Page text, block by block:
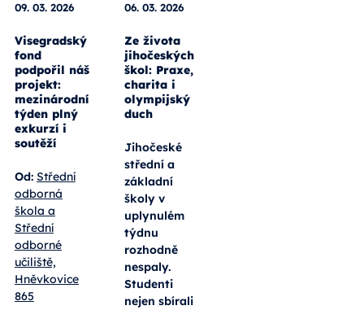
09. 03. 2026
Visegradský
fond
podpořil náš
projekt:
mezinárodní
týden plný
exkurzí i
soutěží
Od: Střední
odborná
škola a
Střední
odborné
učiliště,
Hněvkovice
865
06. 03. 2026
Ze života
jihočeských
škol: Praxe,
charita i
olympijský
duch
Jihočeské
střední a
základní
školy v
uplynulém
týdnu
rozhodně
nespaly.
Studenti
nejen sbírali